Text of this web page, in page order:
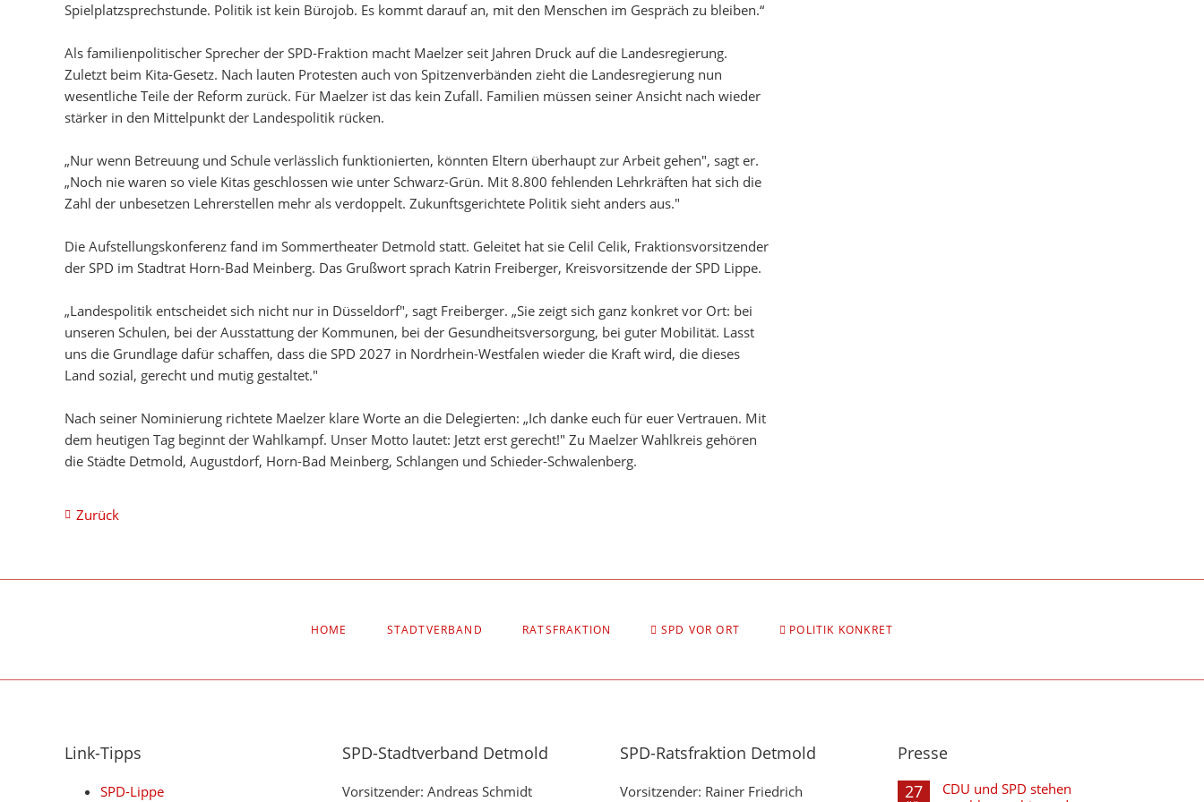
Spielplatzsprechstunde. Politik ist kein Bürojob. Es kommt darauf an, mit den Menschen im Gespräch zu bleiben.“
Als familienpolitischer Sprecher der SPD-Fraktion macht Maelzer seit Jahren Druck auf die Landesregierung.
Zuletzt beim Kita-Gesetz. Nach lauten Protesten auch von Spitzenverbänden zieht die Landesregierung nun
wesentliche Teile der Reform zurück. Für Maelzer ist das kein Zufall. Familien müssen seiner Ansicht nach wieder
stärker in den Mittelpunkt der Landespolitik rücken.
„Nur wenn Betreuung und Schule verlässlich funktionierten, könnten Eltern überhaupt zur Arbeit gehen", sagt er.
„Noch nie waren so viele Kitas geschlossen wie unter Schwarz-Grün. Mit 8.800 fehlenden Lehrkräften hat sich die
Zahl der unbesetzen Lehrerstellen mehr als verdoppelt. Zukunftsgerichtete Politik sieht anders aus."
Die Aufstellungskonferenz fand im Sommertheater Detmold statt. Geleitet hat sie Celil Celik, Fraktionsvorsitzender
der SPD im Stadtrat Horn-Bad Meinberg. Das Grußwort sprach Katrin Freiberger, Kreisvorsitzende der SPD Lippe.
„Landespolitik entscheidet sich nicht nur in Düsseldorf", sagt Freiberger. „Sie zeigt sich ganz konkret vor Ort: bei
unseren Schulen, bei der Ausstattung der Kommunen, bei der Gesundheitsversorgung, bei guter Mobilität. Lasst
uns die Grundlage dafür schaffen, dass die SPD 2027 in Nordrhein-Westfalen wieder die Kraft wird, die dieses
Land sozial, gerecht und mutig gestaltet."
Nach seiner Nominierung richtete Maelzer klare Worte an die Delegierten: „Ich danke euch für euer Vertrauen. Mit
dem heutigen Tag beginnt der Wahlkampf. Unser Motto lautet: Jetzt erst gerecht!" Zu Maelzer Wahlkreis gehören
die Städte Detmold, Augustdorf, Horn-Bad Meinberg, Schlangen und Schieder-Schwalenberg.
Zurück
ÜBERSPRINGEN
HOME STADTVERBAND RATSFRAKTION SPD VOR ORT POLITIK KONKRET
Link-Tipps
SPD-Lippe
SPD-Stadtverband Detmold
Vorsitzender: Andreas Schmidt
SPD-Ratsfraktion Detmold
Vorsitzender: Rainer Friedrich
Presse
27
CDU und SPD stehen